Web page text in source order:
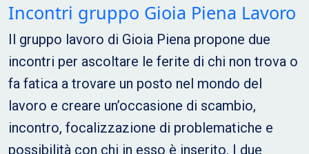
Incontri gruppo Gioia Piena Lavoro
Il gruppo lavoro di Gioia Piena propone due
incontri per ascoltare le ferite di chi non trova o
fa fatica a trovare un posto nel mondo del
lavoro e creare un’occasione di scambio,
incontro, focalizzazione di problematiche e
possibilità con chi in esso è inserito. I due